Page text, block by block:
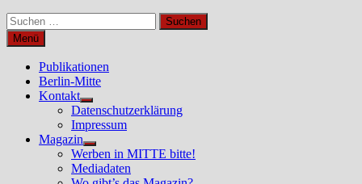
Suchen
nach:
Menü
Publikationen
Berlin-Mitte
Kontakt
Untermenü
anzeigen
Datenschutzerklärung
Impressum
Magazin
Untermenü
anzeigen
Werben in MITTE bitte!
Mediadaten